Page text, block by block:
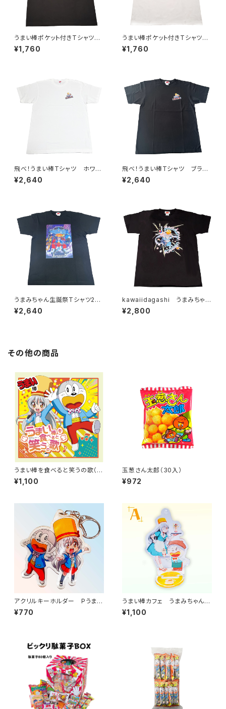
うまい棒ポケット付きTシャツ
ブラック
¥1,760
うまい棒ポケット付きTシャツ
ホワイト
¥1,760
飛べ！うまい棒Tシャツ ホワイ
ト
¥2,640
飛べ！うまい棒Tシャツ ブラッ
ク
¥2,640
うまみちゃん生誕祭Tシャツ202
4 ブラック
¥2,640
kawaiidagashi うまみちゃ
ん Tシャツ ブラック
¥2,800
その他の商品
うまい棒を食べると笑うの歌（C
D）
¥1,100
玉葱さん太郎（30入）
¥972
アクリルキーホルダー Pうまい
棒2 ピース（うまみちゃん、うま
えもん）
¥770
うまい棒カフェ うまみちゃん
うまえもん アクリルスタンド
キーホルダー A
¥1,100